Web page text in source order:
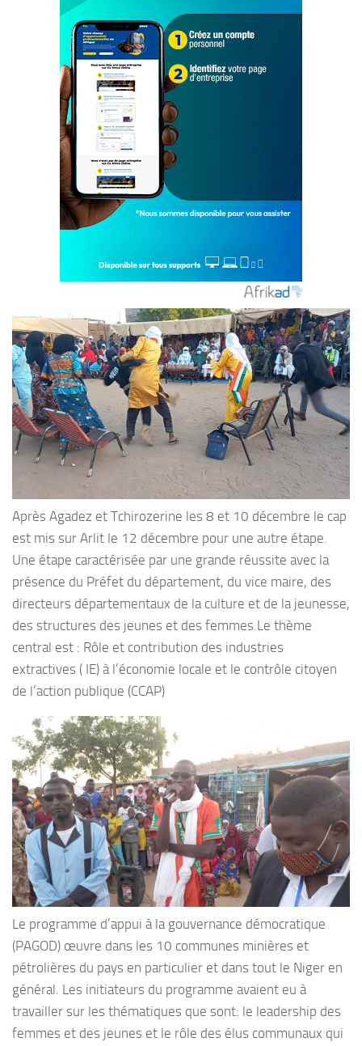
Après Agadez et Tchirozerine les 8 et 10 décembre le cap
est mis sur Arlit le 12 décembre pour une autre étape.
Une étape caractérisée par une grande réussite avec la
présence du Préfet du département, du vice maire, des
directeurs départementaux de la culture et de la jeunesse,
des structures des jeunes et des femmes.Le thème
central est : Rôle et contribution des industries
extractives ( IE) à l’économie locale et le contrôle citoyen
de l’action publique (CCAP)
Le programme d’appui à la gouvernance démocratique
(PAGOD) œuvre dans les 10 communes minières et
pétrolières du pays en particulier et dans tout le Niger en
général. Les initiateurs du programme avaient eu à
travailler sur les thématiques que sont: le leadership des
femmes et des jeunes et le rôle des élus communaux qui